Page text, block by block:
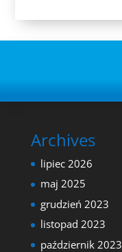
Archives
lipiec 2026
maj 2025
grudzień 2023
listopad 2023
październik 2023